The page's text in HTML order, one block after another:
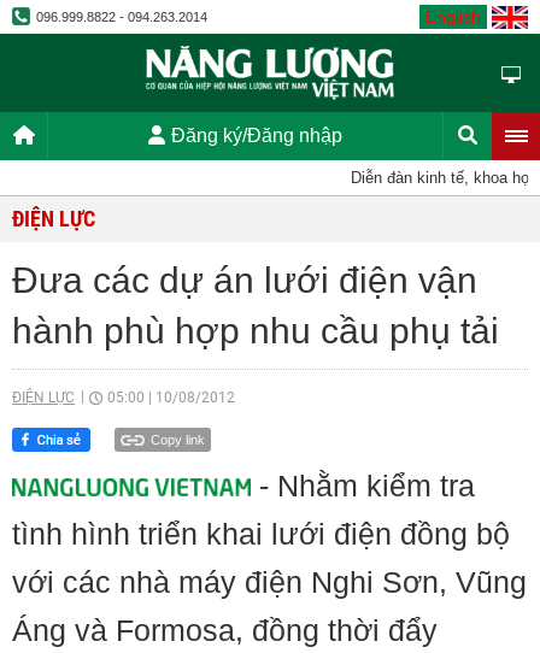
096.999.8822 - 094.263.2014 English
Đăng ký/Đăng nhập
Diễn đàn kinh tế, khoa học,
ĐIỆN LỰC
Đưa các dự án lưới điện vận
hành phù hợp nhu cầu phụ tải
ĐIỆN LỰC 05:00 10/08/2012
Copy link
- Nhằm kiểm tra
tình hình triển khai lưới điện đồng bộ
với các nhà máy điện Nghi Sơn, Vũng
Áng và Formosa, đồng thời đẩy